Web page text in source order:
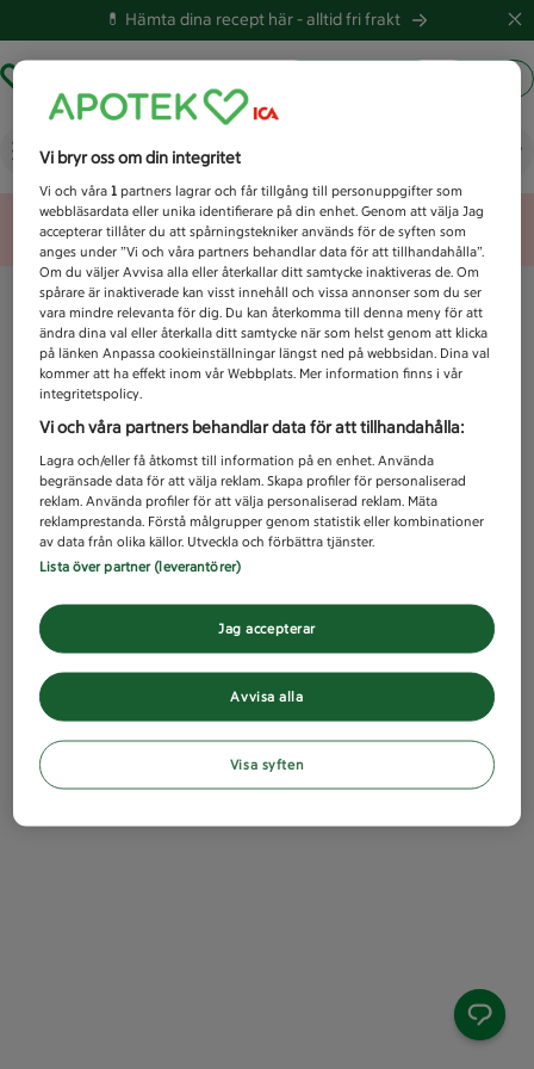
💊 Hämta dina recept här -alltid fri frakt
Vad letar du efter idag?
Unknown error
Vi bryr oss om din integritet
Vi och våra1 partners lagrar och får tillgång till personuppgifter som
webbläsardata eller unika identifierare på din enhet. Genom att välja Jag
accepterar tillåter du att spårningstekniker används för de syften som
anges under ”Vi och våra partners behandlar data för att tillhandahålla”.
Om du väljer Avvisa alla eller återkallar ditt samtycke inaktiveras de. Om
spårare är inaktiverade kan visst innehåll och vissa annonser som du ser
vara mindre relevanta för dig. Du kan återkomma till denna meny för att
ändra dina val eller återkalla ditt samtycke när som helst genom att klicka
på länken Anpassa cookieinställningar längst ned på webbsidan. Dina val
kommer att ha effekt inom vår Webbplats. Mer information finns i vår
integritetspolicy.
Vi och våra partners behandlar data för att tillhandahålla:
Lagra och/eller få åtkomst till information på en enhet. Använda
begränsade data för att välja reklam. Skapa profiler för personaliserad
reklam. Använda profiler för att välja personaliserad reklam. Mäta
reklamprestanda. Förstå målgrupper genom statistik eller kombinationer
av data från olika källor. Utveckla och förbättra tjänster.
Lista över partner (leverantörer)
Avvisa alla
Jag accepterar
Visa syften